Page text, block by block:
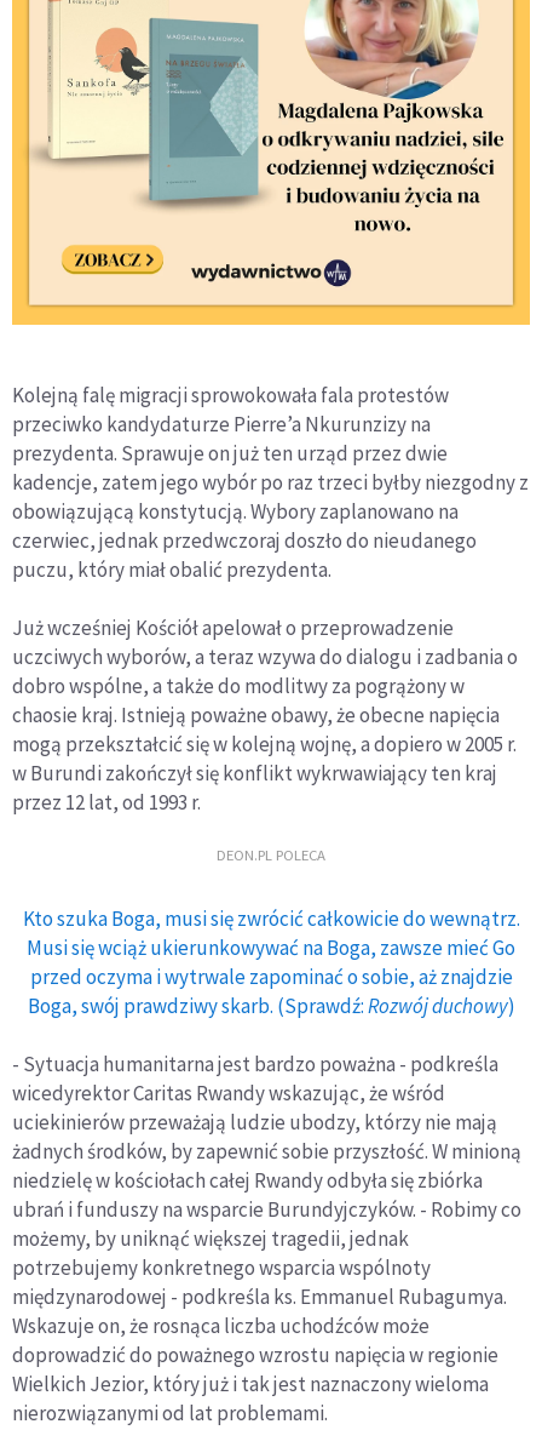
Kolejną falę migracji sprowokowała fala protestów
przeciwko kandydaturze Pierre’a Nkurunzizy na
prezydenta. Sprawuje on już ten urząd przez dwie
kadencje, zatem jego wybór po raz trzeci byłby niezgodny z
obowiązującą konstytucją. Wybory zaplanowano na
czerwiec, jednak przedwczoraj doszło do nieudanego
puczu, który miał obalić prezydenta.
Już wcześniej Kościół apelował o przeprowadzenie
uczciwych wyborów, a teraz wzywa do dialogu i zadbania o
dobro wspólne, a także do modlitwy za pogrążony w
chaosie kraj. Istnieją poważne obawy, że obecne napięcia
mogą przekształcić się w kolejną wojnę, a dopiero w 2005 r.
w Burundi zakończył się konflikt wykrwawiający ten kraj
przez 12 lat, od 1993 r.
DEON.PL POLECA
Kto szuka Boga, musi się zwrócić całkowicie do wewnątrz.
Musi się wciąż ukierunkowywać na Boga, zawsze mieć Go
przed oczyma i wytrwale zapominać o sobie, aż znajdzie
Boga, swój prawdziwy skarb. (Sprawdź:Rozwój duchowy)
- Sytuacja humanitarna jest bardzo poważna - podkreśla
wicedyrektor Caritas Rwandy wskazując, że wśród
uciekinierów przeważają ludzie ubodzy, którzy nie mają
żadnych środków, by zapewnić sobie przyszłość. W minioną
niedzielę w kościołach całej Rwandy odbyła się zbiórka
ubrań i funduszy na wsparcie Burundyjczyków. - Robimy co
możemy, by uniknąć większej tragedii, jednak
potrzebujemy konkretnego wsparcia wspólnoty
międzynarodowej - podkreśla ks. Emmanuel Rubagumya.
Wskazuje on, że rosnąca liczba uchodźców może
doprowadzić do poważnego wzrostu napięcia w regionie
Wielkich Jezior, który już i tak jest naznaczony wieloma
nierozwiązanymi od lat problemami.